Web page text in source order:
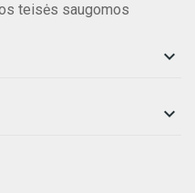
teisės saugomos

